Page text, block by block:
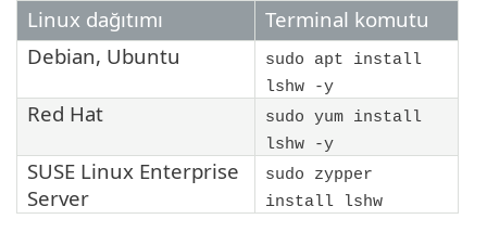
Linux dağıtımı
Terminal komutu
Debian, Ubuntu
sudo apt install
lshw -y
Red Hat
sudo yum install
lshw -y
SUSE Linux Enterprise
Server
sudo zypper
install lshw